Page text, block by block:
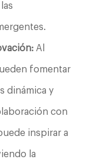
Al
fomentar
dinámica y
con
inspirar a
la